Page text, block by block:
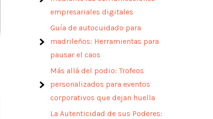
empresariales digitales
Guía de autocuidado para
madrileños: Herramientas para
pausar el caos
Más allá del podio: Trofeos
personalizados para eventos
corporativos que dejan huella
La Autenticidad de sus Poderes: